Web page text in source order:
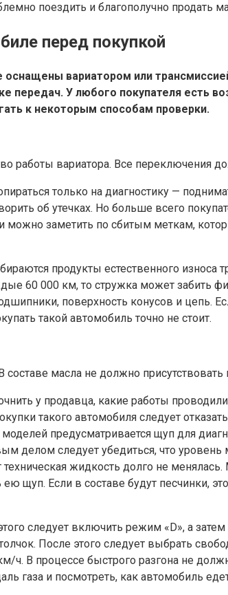
поездить и благополучно продать
перед покупкой
вариатором или
передач. У любого покупателя есть
к некоторым способам проверки.
работы вариатора. Все переключения
только на диагностику —
об утечках. Но больше всего
заметить по сбитым меткам,
продукты естественного износа
60 000 км, то стружка может забить
поверхность конусов и цепь.
такой автомобиль точно не стоит.
масла не должно присутствовать
у продавца, какие работы
такого автомобиля следует
предусматривается щуп для
делом следует убедиться, что
жидкость долго не
щуп. Если в составе будут песчинки,
следует включить режим «D», а
После этого следует выбрать
ч. В процессе быстрого разгона не
газа и посмотреть, как автомобиль